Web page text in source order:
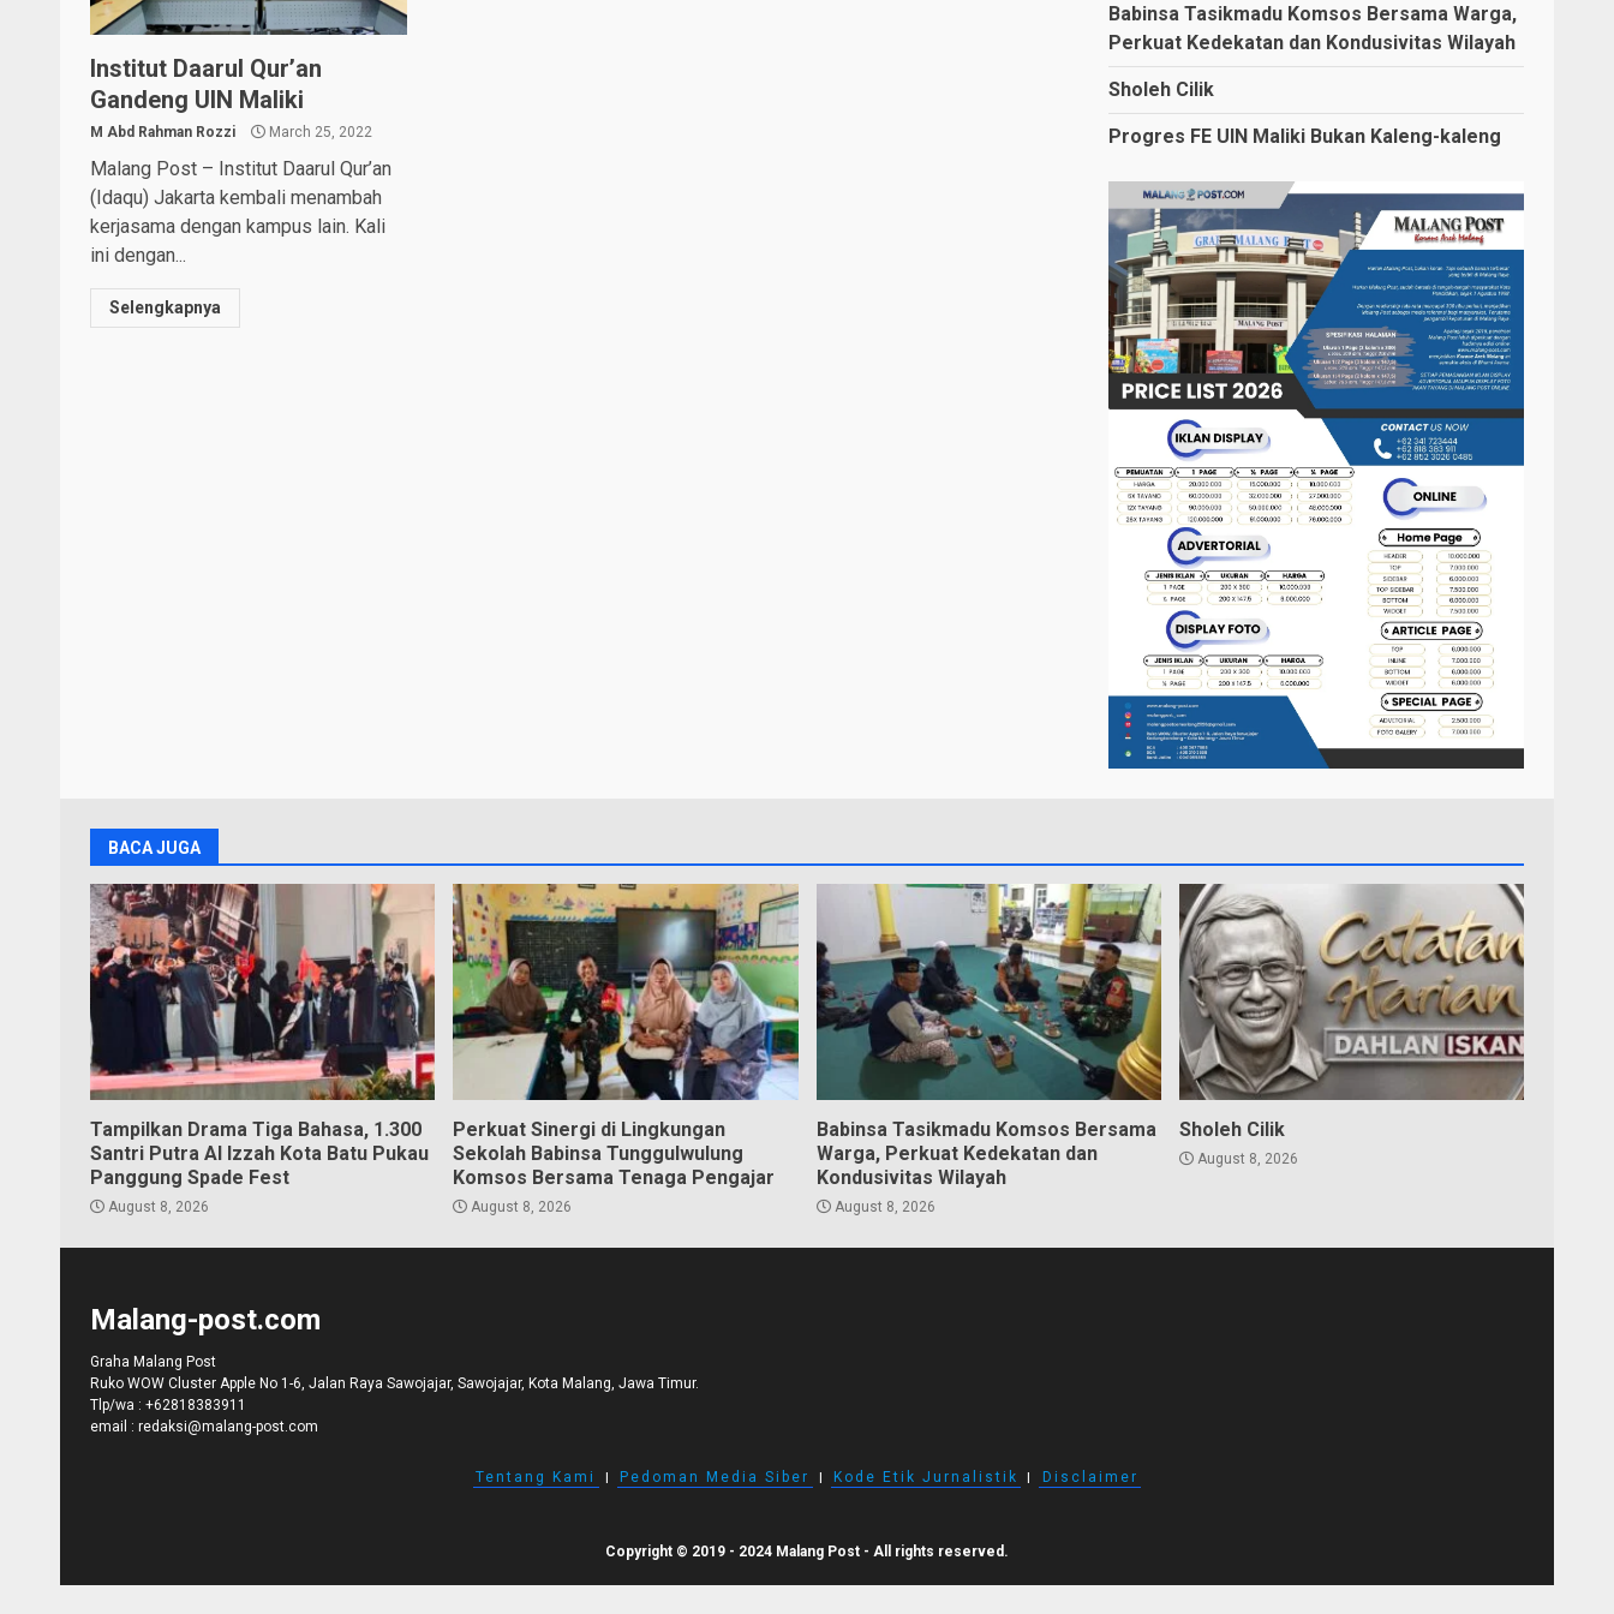
Institut Daarul Qur’an
Gandeng UIN Maliki
M Abd Rahman Rozzi March 25, 2022
Malang Post – Institut Daarul Qur’an
(Idaqu) Jakarta kembali menambah
kerjasama dengan kampus lain. Kali
ini dengan...
Selengkapnya
Babinsa Tasikmadu Komsos Bersama Warga,
Perkuat Kedekatan dan Kondusivitas Wilayah
Sholeh Cilik
Progres FE UIN Maliki Bukan Kaleng-kaleng
BACA JUGA
Tampilkan Drama Tiga Bahasa, 1.300
Santri Putra Al Izzah Kota Batu Pukau
Panggung Spade Fest
August 8, 2026
Perkuat Sinergi di Lingkungan
Sekolah Babinsa Tunggulwulung
Komsos Bersama Tenaga Pengajar
August 8, 2026
Babinsa Tasikmadu Komsos Bersama
Warga, Perkuat Kedekatan dan
Kondusivitas Wilayah
August 8, 2026
Sholeh Cilik
August 8, 2026
Malang-post.com
Graha Malang Post
Ruko WOW Cluster Apple No 1-6, Jalan Raya Sawojajar, Sawojajar, Kota Malang, Jawa Timur.
Tlp/wa : +62818383911
email : redaksi@malang-post.com
Tentang Kami I Pedoman Media Siber I Kode Etik Jurnalistik I Disclaimer
Copyright © 2019 - 2024 Malang Post - All rights reserved.